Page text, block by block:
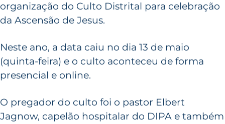
organização do Culto Distrital para celebração
da Ascensão de Jesus.
Neste ano, a data caiu no dia 13 de maio
(quinta-feira) e o culto aconteceu de forma
presencial e online.
O pregador do culto foi o pastor Elbert
Jagnow, capelão hospitalar do DIPA e também